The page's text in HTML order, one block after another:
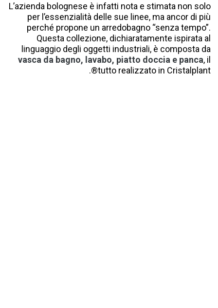
Lʼazienda bolognese è infatti nota e stimata non solo
per lʼessenzialità delle sue linee, ma ancor di più
perché propone un arredobagno “senza tempo”.
Questa collezione, dichiaratamente ispirata al
linguaggio degli oggetti industriali, è composta da
vasca da bagno, lavabo, piatto doccia e panca, il
tutto realizzato in Cristalplant®.